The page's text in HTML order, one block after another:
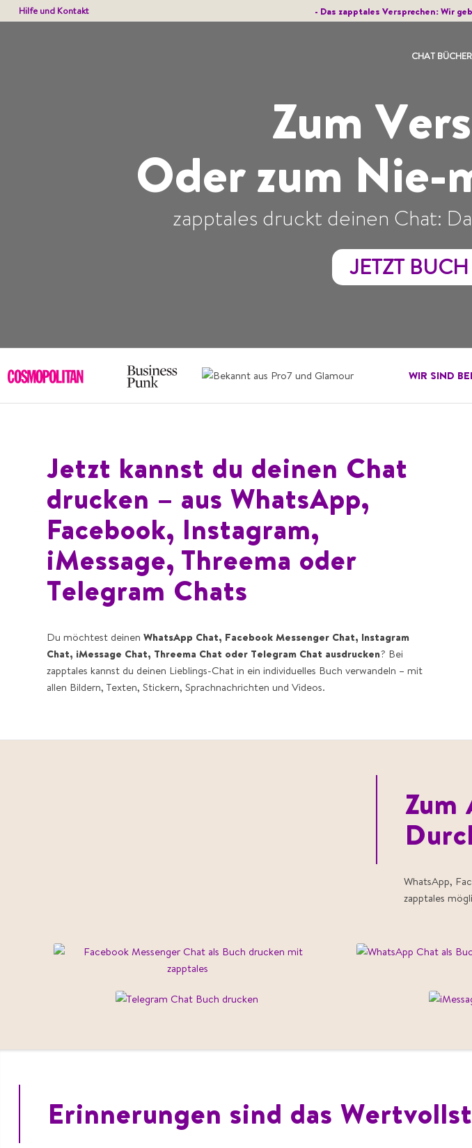
Hilfe und Kontakt - Das zapptales Versprechen: Wir
CHAT BÜCHER
Zum
Oder zum Nie-
zapptales druckt deinen Chat:
JETZT
WIR SIND
Jetzt kannst du deinen Chat
drucken – aus WhatsApp,
Facebook, Instagram,
iMessage, Threema oder
Telegram Chats
Du möchtest deinen WhatsApp Chat, Facebook Messenger Chat, Instagram
Chat, iMessage Chat, Threema Chat oder Telegram Chat ausdrucken? Bei
zapptales kannst du deinen Lieblings-Chat in ein individuelles Buch verwandeln – mit
allen Bildern, Texten, Stickern, Sprachnachrichten und Videos.
Zum
WhatsApp,
zapptales
Erinnerungen sind das